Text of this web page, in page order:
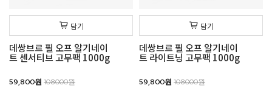
담기
데쌍브르 필 오프 알기네이
트 센서티브 고무팩 1000g
59,800원 108000원
담기
데쌍브르 필 오프 알기네이
트 라이트닝 고무팩 1000g
59,800원 108000원